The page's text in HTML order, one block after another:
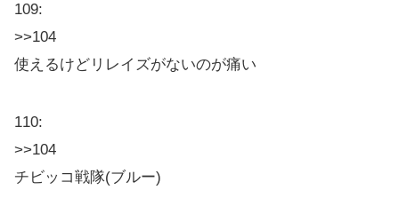
109:
>>104
使えるけどリレイズがないのが痛い
110:
>>104
チビッコ戦隊(ブルー)